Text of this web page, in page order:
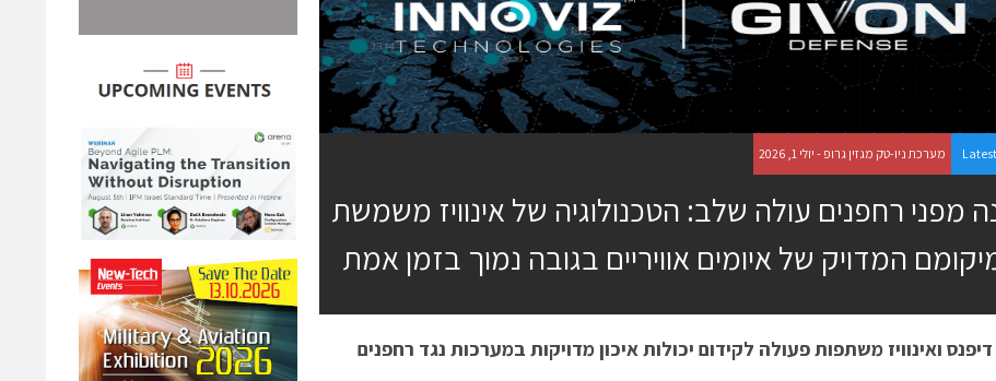
מערכת ניו-טק מגזין גרופ - יולי 1, 2026
מפני רחפנים עולה שלב: הטכנולוגיה של אינוויז משמשת
המדויק של איומים אוויריים בגובה נמוך בזמן אמת
דיפנס ואינוויז משתפות פעולה לקידום יכולות איכון מדויקות במערכות נגד רחפנים